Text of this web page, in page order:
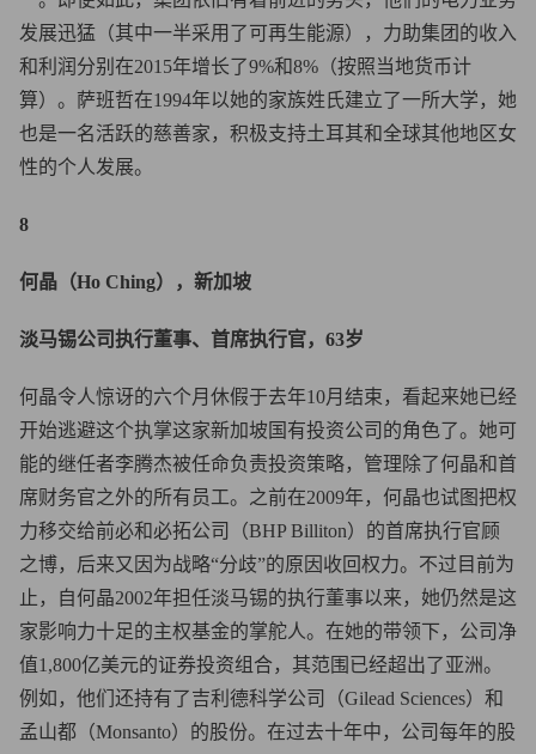
发展迅猛（其中一半采用了可再生能源），力助集团的收入
和利润分别在2015年增长了9%和8%（按照当地货币计
算）。萨班哲在1994年以她的家族姓氏建立了一所大学，她
也是一名活跃的慈善家，积极支持土耳其和全球其他地区女
性的个人发展。
8
何晶（Ho Ching），新加坡
淡马锡公司执行董事、首席执行官，63岁
何晶令人惊讶的六个月休假于去年10月结束，看起来她已经
开始逃避这个执掌这家新加坡国有投资公司的角色了。她可
能的继任者李腾杰被任命负责投资策略，管理除了何晶和首
席财务官之外的所有员工。之前在2009年，何晶也试图把权
力移交给前必和必拓公司（BHP Billiton）的首席执行官顾
之博，后来又因为战略“分歧”的原因收回权力。不过目前为
止，自何晶2002年担任淡马锡的执行董事以来，她仍然是这
家影响力十足的主权基金的掌舵人。在她的带领下，公司净
值1,800亿美元的证券投资组合，其范围已经超出了亚洲。
例如，他们还持有了吉利德科学公司（Gilead Sciences）和
孟山都（Monsanto）的股份。在过去十年中，公司每年的股